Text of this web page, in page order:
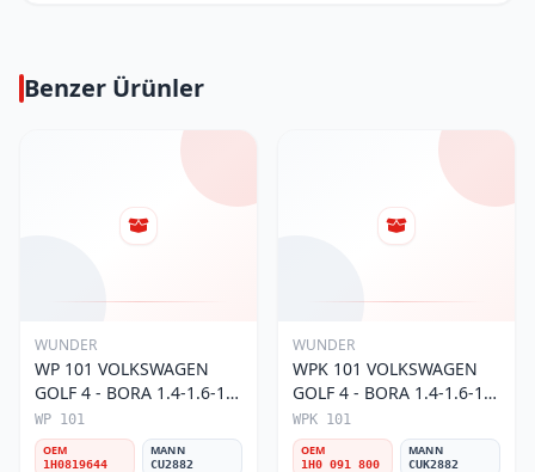
Benzer Ürünler
WUNDER
WP 101 VOLKSWAGEN
GOLF 4 - BORA 1.4-1.6-1.8
POLO III 1H0 819 644
Polen Filtresi
WP 101
OEM
1H0819644
MANN
CU2882
WUNDER
WPK 101 VOLKSWAGEN
GOLF 4 - BORA 1.4-1.6-1.8
POLO III KARBONLU 1H0
091 800 Polen Filtresi
WPK 101
OEM
1H0 091 800
MANN
CUK2882